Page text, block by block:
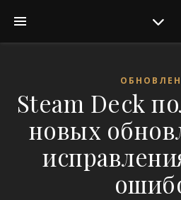
Steam Deck
новых